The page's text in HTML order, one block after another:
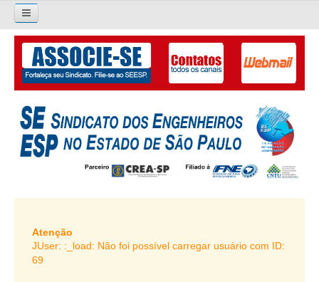
Pesquisar...
O SINDICATO
APRESENTAÇÃO
PALAVRA DO PRESIDENTE
DIRETORIA
LIVRO GESTÃO 2026-2029
SUBSEDES SINDICAIS
Atenção
JUser: :_load: Não foi possível carregar usuário com ID:
69